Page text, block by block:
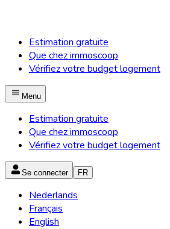
Estimation gratuite
Que chez immoscoop
Vérifiez votre budget logement
Menu
Estimation gratuite
Que chez immoscoop
Vérifiez votre budget logement
Se connecter FR
Nederlands
Français
English